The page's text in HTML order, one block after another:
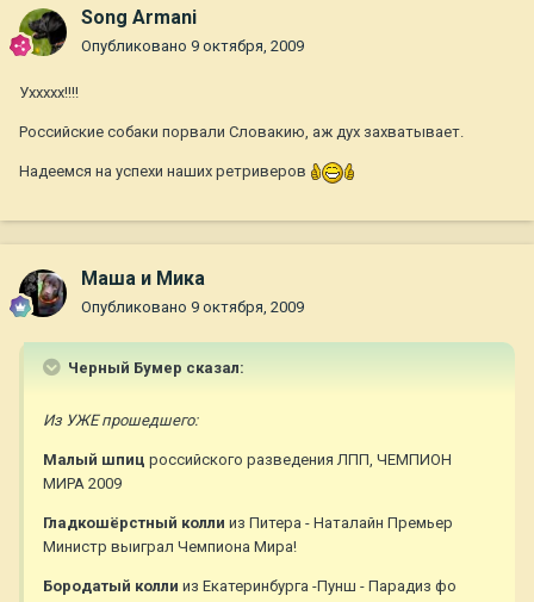
Song Armani
Опубликовано 9 октября, 2009
Уххххх!!!!
Российские собаки порвали Словакию, аж дух захватывает.
Надеемся на успехи наших ретриверов
Маша и Мика
Опубликовано 9 октября, 2009
Черный Бумер сказал:
Из УЖЕ прошедшего:
Малый шпиц российского разведения ЛПП, ЧЕМПИОН
МИРА 2009
Гладкошёрстный колли из Питера - Наталайн Премьер
Министр выиграл Чемпиона Мира!
Бородатый колли из Екатеринбурга -Пунш - Парадиз фо